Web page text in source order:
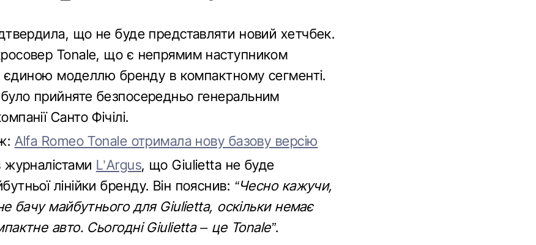
що не буде представляти новий хетчбек.
Tonale, що є непрямим наступником
єдиною моделлю бренду в компактному сегменті.
прийняте безпосередньо генеральним
Санто Фічілі.
Alfa Romeo Tonale отримала нову базову версію
журналістами L’Argus, що Giulietta не буде
лінійки бренду. Він пояснив: “Чесно кажучи,
бачу майбутнього для Giulietta, оскільки немає
авто. Сьогодні Giulietta – це Tonale”.